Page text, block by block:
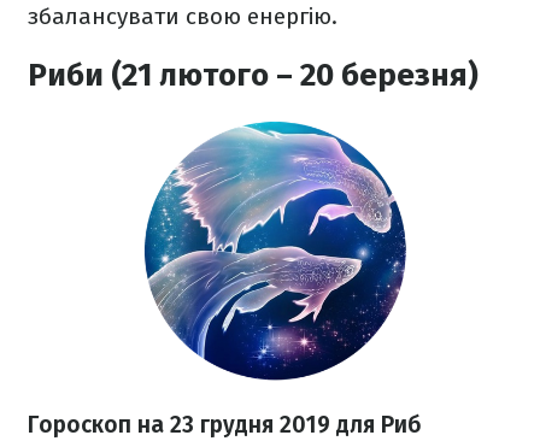
збалансувати свою енергію.
Риби (21 лютого – 20 березня)
Гороскоп на 23 грудня 2019 для Риб